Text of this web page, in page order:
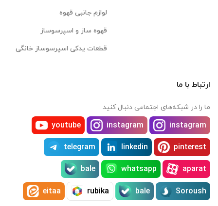
لوازم جانبی قهوه
قهوه ساز و اسپرسوساز
قطعات یدکی اسپرسوساز خانگی
ارتباط با ما
ما را در شبکه‌های اجتماعی دنبال کنید
instagram
instagram
youtube
pinterest
linkedin
telegram
aparat
whatsapp
bale
Soroush
bale
rubika
eitaa